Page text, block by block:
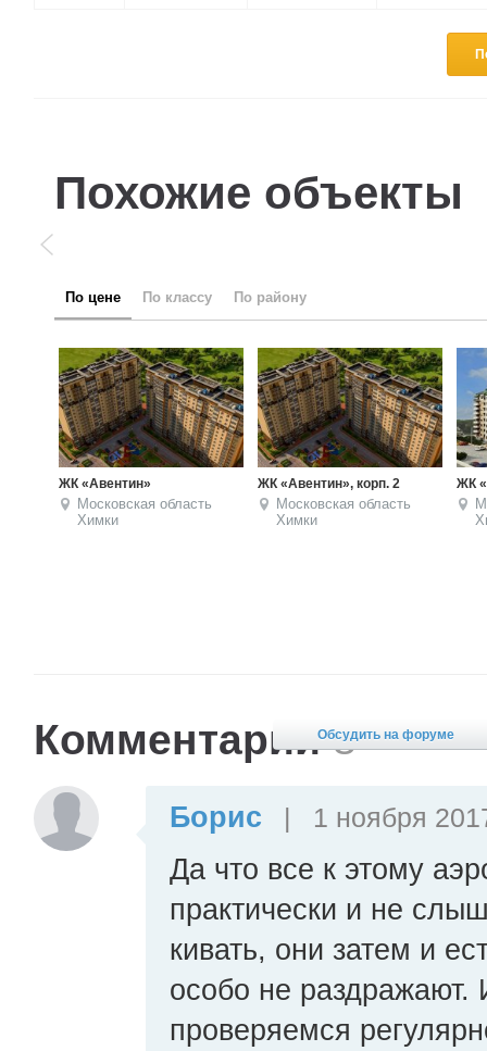
Похожие объекты
по цене по классу по району
ЖК «Авентин»
Московская область
Химки
ЖК «Авентин», корп. 2
Московская область
Химки
ЖК
Обсудить на форуме
Комментарии8
Борис | 1 ноября
Да что все к этому
практически и не
кивать, они затем и
особо не раздражают.
проверяемся